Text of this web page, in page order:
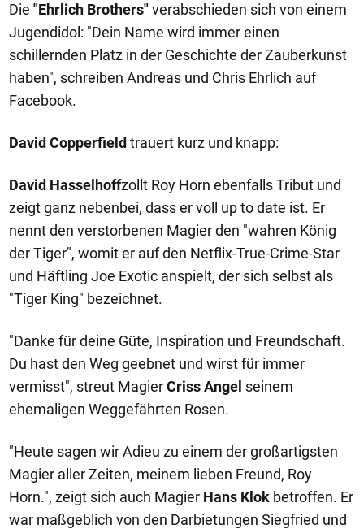
Die "Ehrlich Brothers"verabschieden sich von einem
Jugendidol: "Dein Name wird immer einen
schillernden Platz in der Geschichte der Zauberkunst
haben", schreiben Andreas und Chris Ehrlich auf
Facebook.
David Copperfield trauert kurz und knapp:
David Hasselhoffzollt Roy Horn ebenfalls Tribut und
zeigt ganz nebenbei, dass er voll up to date ist. Er
nennt den verstorbenen Magier den "wahren König
der Tiger", womit er auf den Netflix-True-Crime-Star
und Häftling Joe Exotic anspielt, der sich selbst als
"Tiger King" bezeichnet.
"Danke für deine Güte, Inspiration und Freundschaft.
Du hast den Weg geebnet und wirst für immer
vermisst", streut MagierCriss Angel seinem
ehemaligen Weggefährten Rosen.
"Heute sagen wir Adieu zu einem der großartigsten
Magier aller Zeiten, meinem lieben Freund, Roy
Horn.", zeigt sich auch Magier Hans Klok betroffen. Er
war maßgeblich von den Darbietungen Siegfried und